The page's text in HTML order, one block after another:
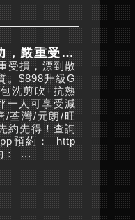
GKhair特別適合用於頭髮幼，嚴重受損，漂到散曬，爛曬，無法再做負離子等髮質。 2025-10-9
受損，漂到散
。$898升級G
洗剪吹+抗熱
一人可享受減
/荃灣/元朗/旺
約先得！查詢
預約： http
： ...